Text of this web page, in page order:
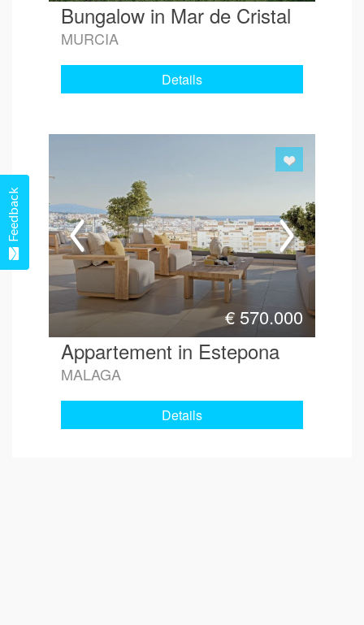
Bungalow in Mar de Cristal
MURCIA
Details
€ 570.000
Appartement in Estepona
MALAGA
Details
Feedback